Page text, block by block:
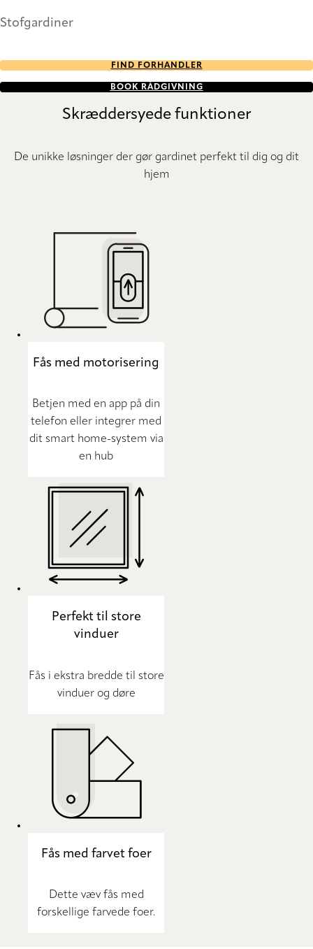
Stofgardiner
FIND FORHANDLER
BOOK RÅDGIVNING
Skræddersyede funktioner
De unikke løsninger der gør gardinet perfekt til dig og dit
hjem
Fås med motorisering
Betjen med en app på din
telefon eller integrer med
dit smart home-system via
en hub
Perfekt til store
vinduer
Fås i ekstra bredde til store
vinduer og døre
Fås med farvet foer
Dette væv fås med
forskellige farvede foer.